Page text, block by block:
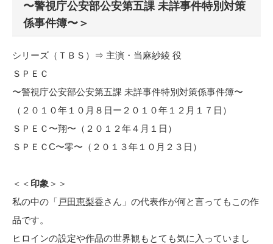
〜警視庁公安部公安第五課 未詳事件特別対策
係事件簿〜＞
シリーズ（ＴＢＳ）⇒ 主演・当麻紗綾 役
ＳＰＥＣ
〜警視庁公安部公安第五課 未詳事件特別対策係事件簿〜
（２０１０年１０月８日ー２０１０年１２月１７日）
ＳＰＥＣ〜翔〜（２０１２年４月１日）
ＳＰＥＣC〜零〜（２０１３年１０月２３日）
＜＜ 印象 ＞＞
私の中の「 戸田恵梨香さん」の代表作が何と言ってもこの作
品です。
ヒロインの設定や作品の世界観もとても気に入っていまし